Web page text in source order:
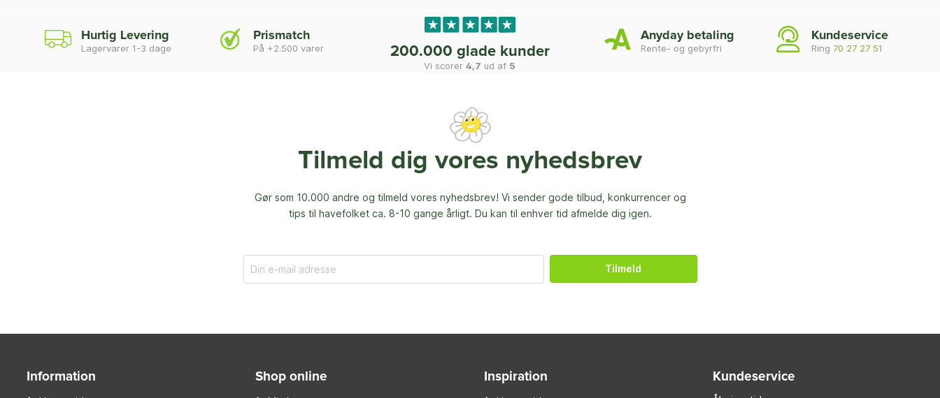
Hurtig Levering
Lagervarer 1-3 dage
Prismatch
På +2.500 varer 200.000 glade kunder
Vi scorer4,7 ud af 5
Anyday betaling
Rente- og gebyrfri
Kundeservice
Ring 70 27 27 51
Tilmeld dig vores nyhedsbrev
Gør som 10.000 andre og tilmeld vores nyhedsbrev! Vi sender gode tilbud, konkurrencer og
tips til havefolket ca. 8-10 gange årligt. Du kan til enhver tid afmelde dig igen.
Tilmeld
Information Shop online Inspiration Kundeservice